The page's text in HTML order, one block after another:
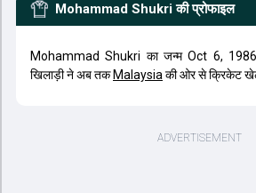
Mohammad Shukri की प्रोफाइल
Mohammad Shukri का जन्म Oct 6,
खिलाड़ी ने अब तक Malaysia की ओर से क्रिकेट